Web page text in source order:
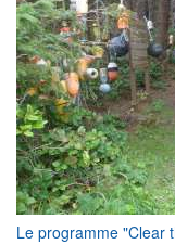
Le programme "Clear